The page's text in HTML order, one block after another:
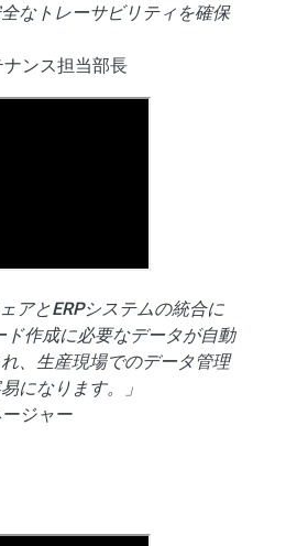
なトレーサビリティを確保
ンス担当部長
アとERPシステムの統合に
ド作成に必要なデータが自動
、生産現場でのデータ管理
になります。」
ジャー